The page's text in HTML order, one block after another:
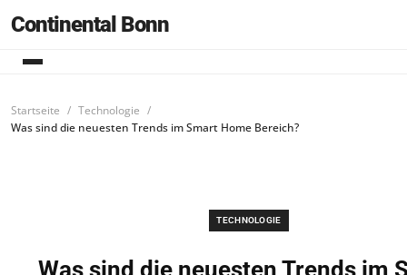
Continental Bonn
Startseite
Technologie
Was sind die neuesten Trends im Smart Home Bereich?
TECHNOLOGIE
Was sind die neuesten Trends im